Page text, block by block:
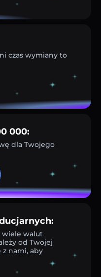
czas wymiany to
000:
dla Twojego
wiele walut
od Twojej
nami, aby